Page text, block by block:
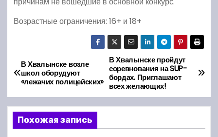
Возрастные ограничения: 16+ и 18+
Н
а
в
и
В Хвалынске пройдут
соревнования на SUP-
бордах. Приглашают
всех желающих!
В Хвалынске возле
школ оборудуют
«лежачих полицейских»
Похожая запись